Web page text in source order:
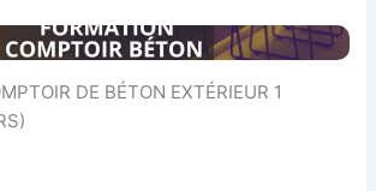
DE BÉTON EXTÉRIEUR 1